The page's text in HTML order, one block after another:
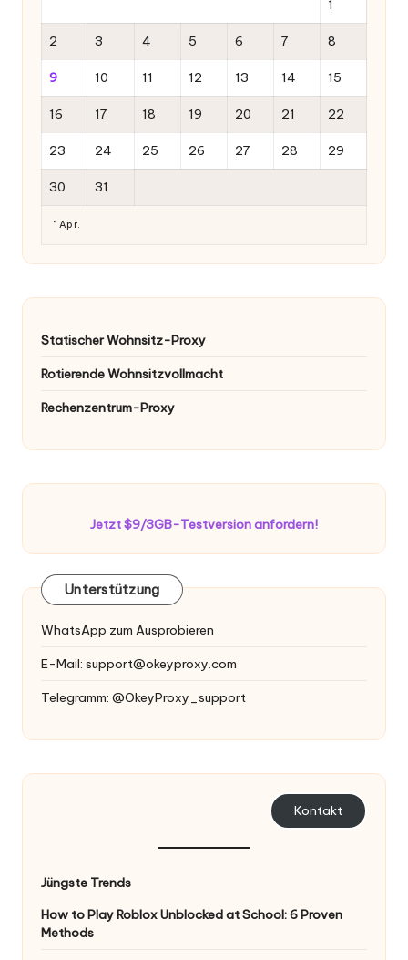
1
2 3 4 5 6 7 8
9 10 11 12 13 14 15
16 17 18 19 20 21 22
23 24 25 26 27 28 29
30 31
" Apr.
Statischer Wohnsitz-Proxy
Rotierende Wohnsitzvollmacht
Rechenzentrum-Proxy
Jetzt $9/3GB-Testversion anfordern!
Unterstützung
WhatsApp zum Ausprobieren
E-Mail: support@okeyproxy.com
Telegramm: @OkeyProxy_support
Kontakt
Jüngste Trends
How to Play Roblox Unblocked at School: 6 Proven
Methods